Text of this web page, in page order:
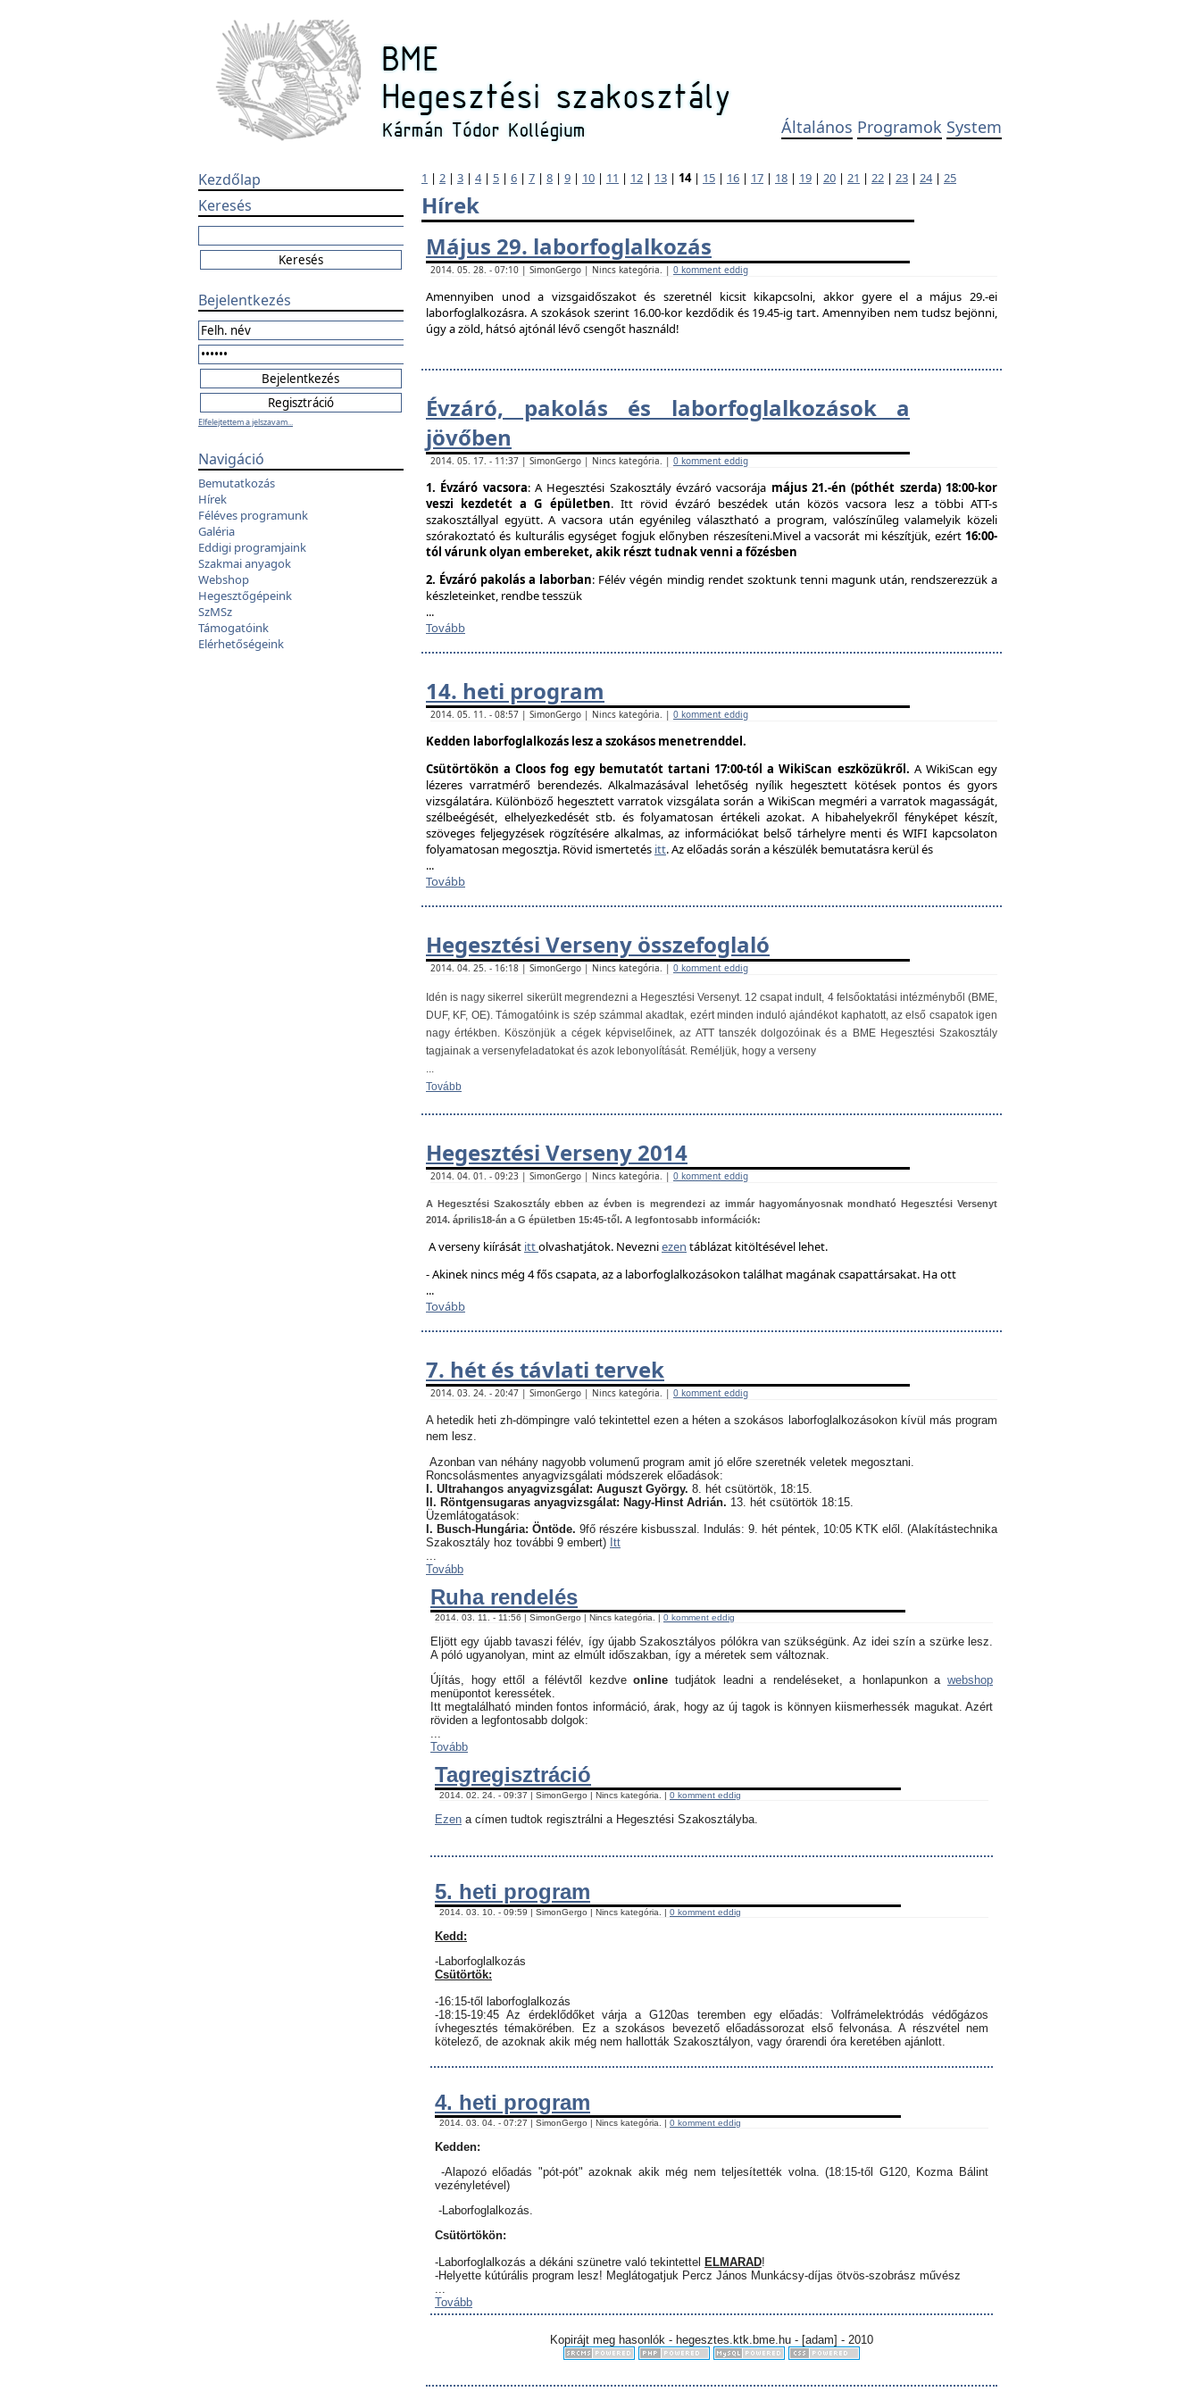
Általános Programok System
Kezdőlap
Keresés
Bejelentkezés
Elfelejtettem a jelszavam...
Navigáció
Bemutatkozás
Hírek
Féléves programunk
Galéria
Eddigi programjaink
Szakmai anyagok
Webshop
Hegesztőgépeink
SzMSz
Támogatóink
Elérhetőségeink
1 | 2 | 3 | 4| 5 | 6 | 7 | 8 | 9 | 10 | 11 | 12 | 13 | 14| 15 | 16 | 17 | 18 | 19 | 20 | 21 | 22 | 23 | 24| 25
Hírek
Május 29. laborfoglalkozás
2014. 05. 28. - 07:10 | SimonGergo | Nincs kategória. | 0 komment eddig
Amennyiben unod a vizsgaidőszakot és szeretnél kicsit kikapcsolni, akkor gyere el a május 29.-ei
laborfoglalkozásra. A szokások szerint 16.00-kor kezdődik és 19.45-ig tart. Amennyiben nem tudsz bejönni,
úgy a zöld, hátsó ajtónál lévő csengőt használd!
Évzáró, pakolás és laborfogla​lkozások a
jövőben
2014. 05. 17. - 11:37 | SimonGergo | Nincs kategória. | 0 komment eddig
1. Évzáró vacsora: A Hegesztési Szakosztály évzáró vacsorája május 21.-én (póthét szerda) 18:00-kor
veszi kezdetét a G épületben. Itt rövid évzáró beszédek után közös vacsora lesz a többi ATT-s
szakosztállyal együtt. A vacsora után egyénileg választható a program, valószínűleg valamelyik közeli
szórakoztató és kulturális egységet fogjuk előnyben részesíteni.Mivel a vacsorát mi készítjük, ezért 16:00-
tól várunk olyan embereket, akik részt tudnak venni a főzésben
2. Évzáró pakolás a laborban: Félév végén mindig rendet szoktunk tenni magunk után, rendszerezzük a
készleteinket, rendbe tesszük
...
Tovább
14. heti program
2014. 05. 11. - 08:57 | SimonGergo | Nincs kategória. | 0 komment eddig
Kedden laborfoglalkozás lesz a szokásos menetrenddel.
Csütörtökön a Cloos fog egy bemutatót tartani 17:00-tól a WikiScan eszközükről. A WikiScan egy
lézeres varratmérő berendezés. Alkalmazásával lehetőség nyílik hegesztett kötések pontos és gyors
vizsgálatára. Különböző hegesztett varratok vizsgálata során a WikiScan megméri a varratok magasságát,
szélbeégését, elhelyezkedését stb. és folyamatosan értékeli azokat. A hibahelyekről fényképet készít,
szöveges feljegyzések rögzítésére alkalmas, az információkat belső tárhelyre menti és WIFI kapcsolaton
folyamatosan megosztja. Rövid ismertetés itt. Az előadás során a készülék bemutatásra kerül és
...
Tovább
Hegesztési Verseny összefoglaló
2014. 04. 25. - 16:18 | SimonGergo | Nincs kategória. | 0 komment eddig
Idén is nagy sikerrel sikerült megrendezni a Hegesztési Versenyt. 12 csapat indult, 4 felsőoktatási intézményből (BME,
DUF, KF, OE). Támogatóink is szép számmal akadtak, ezért minden induló ajándékot kaphatott, az első csapatok igen
nagy értékben. Köszönjük a cégek képviselőinek, az ATT tanszék dolgozóinak és a BME Hegesztési Szakosztály
tagjainak a versenyfeladatokat és azok lebonyolítását. Reméljük, hogy a verseny
...
Tovább
Hegesztési Verseny 2014
2014. 04. 01. - 09:23 | SimonGergo | Nincs kategória. | 0 komment eddig
A Hegesztési Szakosztály ebben az évben is megrendezi az immár hagyományosnak mondható Hegesztési Versenyt
2014. április18-án a G épületben 15:45-től. A legfontosabb információk:
A verseny kiírását ittolvashatjátok. Nevezniezen táblázat kitöltésével lehet.
- Akinek nincs még 4 fős csapata, az a laborfoglalkozásokon találhat magának csapattársakat. Ha ott
...
Tovább
7. hét és távlati tervek
2014. 03. 24. - 20:47 | SimonGergo | Nincs kategória. | 0 komment eddig
A hetedik heti zh-dömpingre való tekintettel ezen a héten a szokásos laborfoglalkozásokon kívül más program
nem lesz.
Azonban van néhány nagyobb volumenű program amit jó előre szeretnék veletek megosztani.
Roncsolásmentes anyagvizsgálati módszerek előadások:
I. Ultrahangos anyagvizsgálat: Auguszt György. 8. hét csütörtök, 18:15.
II. Röntgensugaras anyagvizsgálat: Nagy-Hinst Adrián. 13. hét csütörtök 18:15.
Üzemlátogatások:
I. Busch-Hungária: Öntöde. 9fő részére kisbusszal. Indulás: 9. hét péntek, 10:05 KTK elől. (Alakítástechnika
Szakosztály hoz további 9 embert) Itt
...
Tovább
Ruha rendelés
2014. 03. 11. - 11:56 | SimonGergo | Nincs kategória. | 0 komment eddig
Eljött egy újabb tavaszi félév, így újabb Szakosztályos pólókra van szükségünk. Az idei szín a szürke lesz.
A póló ugyanolyan, mint az elmúlt időszakban, így a méretek sem változnak.
Újítás, hogy ettől a félévtől kezdveonline tudjátok leadni a rendeléseket, a honlapunkon awebshop
menüpontot keressétek.
Itt megtalálható minden fontos információ, árak, hogy az új tagok is könnyen kiismerhessék magukat. Azért
röviden a legfontosabb dolgok:
...
Tovább
Tagregisztráció
2014. 02. 24. - 09:37 | SimonGergo | Nincs kategória. | 0 komment eddig
Ezen a címen tudtok regisztrálni a Hegesztési Szakosztályba.
5. heti program
2014. 03. 10. - 09:59 | SimonGergo | Nincs kategória. | 0 komment eddig
Kedd:
-Laborfoglalkozás
Csütörtök:
-16:15-től laborfoglalkozás
-18:15-19:45 Az érdeklődőket várja a G120as teremben egy előadás: Volfrámelektródás védőgázos
ívhegesztés témakörében. Ez a szokásos bevezető előadássorozat első felvonása. A részvétel nem
kötelező, de azoknak akik még nem hallották Szakosztályon, vagy órarendi óra keretében ajánlott.
4. heti program
2014. 03. 04. - 07:27 | SimonGergo | Nincs kategória. | 0 komment eddig
Kedden:
-Alapozó előadás "pót-pót" azoknak akik még nem teljesítették volna. (18:15-től G120, Kozma Bálint
vezényletével)
-Laborfoglalkozás.
Csütörtökön:
-Laborfoglalkozás a dékáni szünetre való tekintettel ELMARAD!
-Helyette kútúrális program lesz! Meglátogatjuk Percz János Munkácsy-díjas ötvös-szobrász művész
...
Tovább
Kopirájt meg hasonlók - hegesztes.ktk.bme.hu - [adam] - 2010